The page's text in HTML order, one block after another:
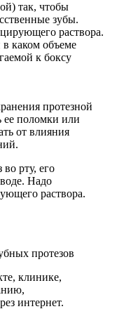
так, чтобы
зубы.
раствора.
каком объеме
к боксу
протезной
ее поломки или
от влияния
рту, его
Надо
раствора.
клинике,
интернет.